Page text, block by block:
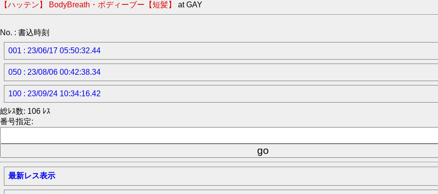
【ハッテン】 BodyBreath・ボディーブー【短髪】 at GAY
No. : 書込時刻
001 : 23/06/17 05:50:32.44
050 : 23/08/06 00:42:38.34
100 : 23/09/24 10:34:16.42
総ﾚｽ数: 106 ﾚｽ
番号指定:
最新レス表示